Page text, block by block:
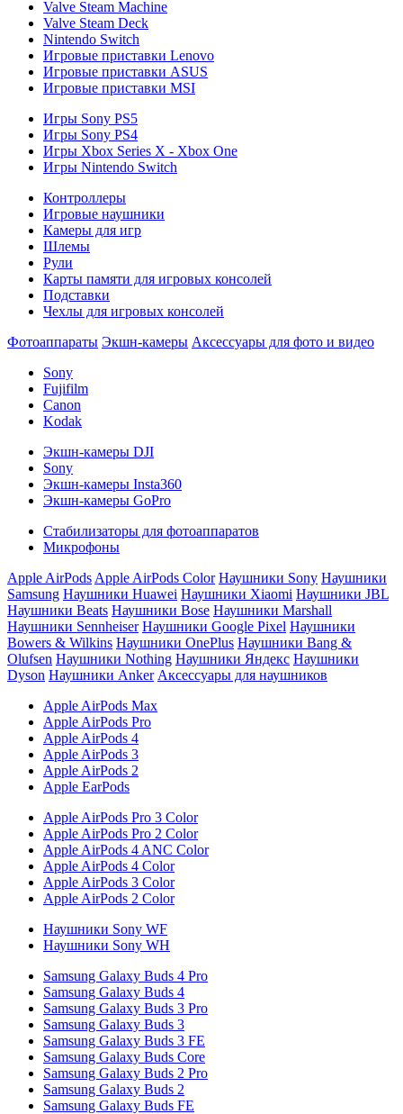
Valve Steam Machine
Valve Steam Deck
Nintendo Switch
Игровые приставки Lenovo
Игровые приставки ASUS
Игровые приставки MSI
Игры Sony PS5
Игры Sony PS4
Игры Xbox Series X - Xbox One
Игры Nintendo Switch
Контроллеры
Игровые наушники
Камеры для игр
Шлемы
Рули
Карты памяти для игровых консолей
Подставки
Чехлы для игровых консолей
Фотоаппараты Экшн-камеры Аксессуары для фото и видео
Sony
Fujifilm
Canon
Kodak
Экшн-камеры DJI
Sony
Экшн-камеры Insta360
Экшн-камеры GoPro
Стабилизаторы для фотоаппаратов
Микрофоны
Apple AirPods Apple AirPods Color Наушники Sony Наушники
Samsung Наушники Huawei Наушники Xiaomi Наушники JBL
Наушники Beats Наушники Bose Наушники Marshall
Наушники Sennheiser Наушники Google Pixel Наушники
Bowers & Wilkins Наушники OnePlus Наушники Bang &
Olufsen Наушники Nothing Наушники Яндекс Наушники
Dyson Наушники Anker Аксессуары для наушников
Apple AirPods Max
Apple AirPods Pro
Apple AirPods 4
Apple AirPods 3
Apple AirPods 2
Apple EarPods
Apple AirPods Pro 3 Color
Apple AirPods Pro 2 Color
Apple AirPods 4 ANC Color
Apple AirPods 4 Color
Apple AirPods 3 Color
Apple AirPods 2 Color
Наушники Sony WF
Наушники Sony WH
Samsung Galaxy Buds 4 Pro
Samsung Galaxy Buds 4
Samsung Galaxy Buds 3 Pro
Samsung Galaxy Buds 3
Samsung Galaxy Buds 3 FE
Samsung Galaxy Buds Core
Samsung Galaxy Buds 2 Pro
Samsung Galaxy Buds 2
Samsung Galaxy Buds FE